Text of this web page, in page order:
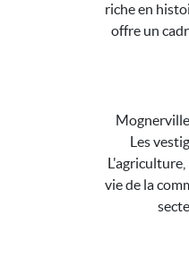
riche en
offre un
Les
vie de la